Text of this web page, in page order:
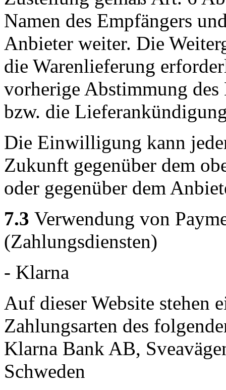
Namen des Empfängers
Anbieter weiter. Die
die Warenlieferung
vorherige Abstimmung
bzw. die
Die Einwilligung kann
Zukunft gegenüber dem
oder gegenüber dem
7.3 Verwendung von
(Zahlungsdiensten)
- Klarna
Auf dieser Website stehen
Zahlungsarten des
Klarna Bank AB,
Schweden